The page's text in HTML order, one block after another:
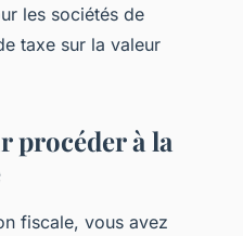
les sociétés de
taxe sur la valeur
procéder à la
fiscale, vous avez